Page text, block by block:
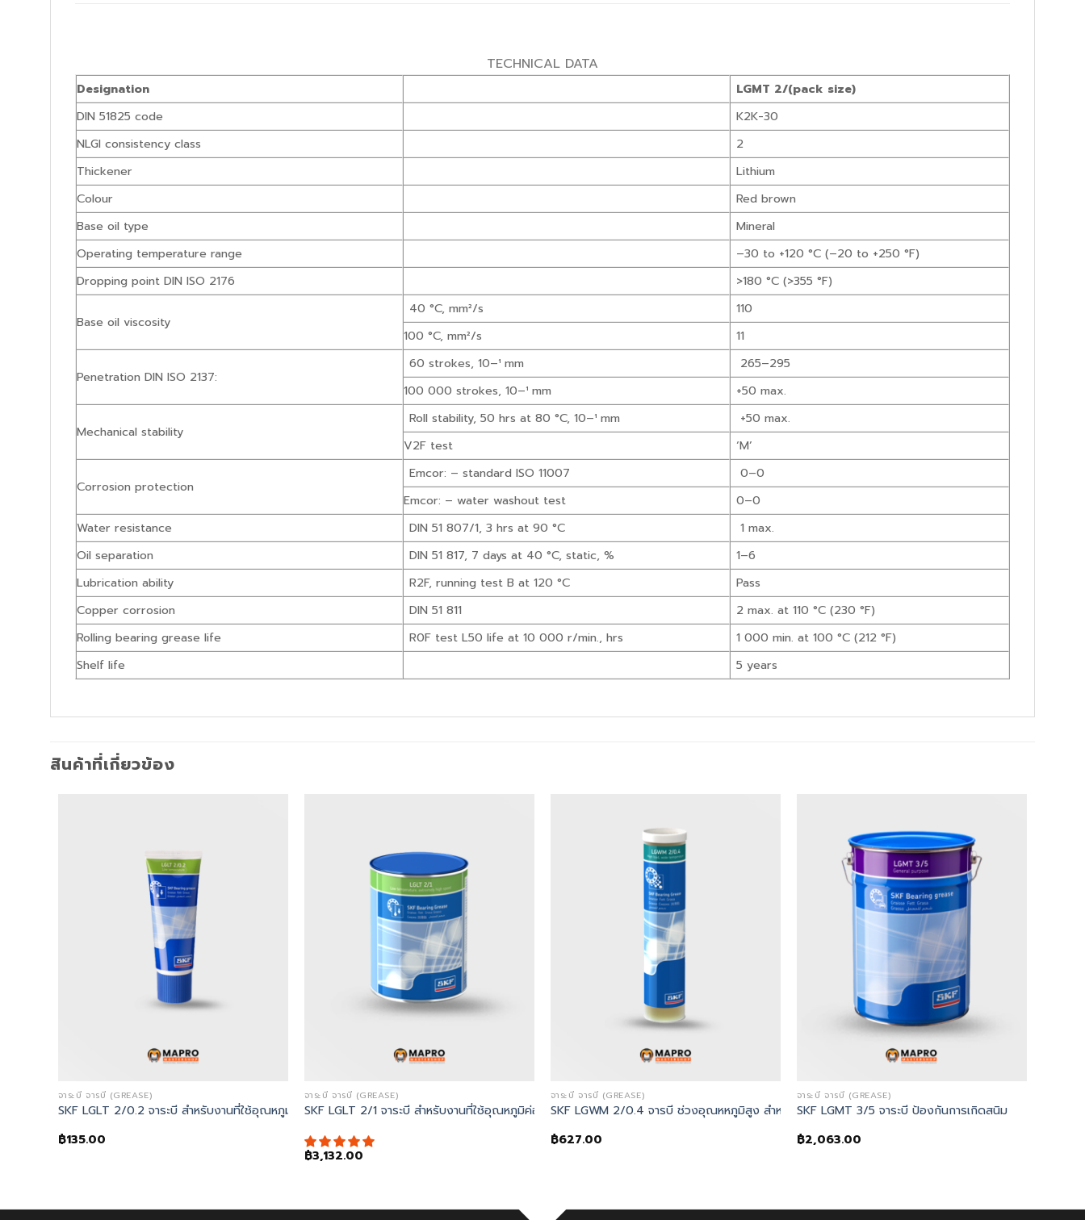
TECHNICAL DATA
Designation
LGMT 2/(pack size)
DIN 51825 code
K2K-30
NLGI consistency class
2
Thickener
Lithium
Colour
Red brown
Base oil type
Mineral
Operating temperature range
–30 to +120 °C (–20 to +250 °F)
Dropping point DIN ISO 2176
>180 °C (>355 °F)
Base oil viscosity
40 °C, mm²/s
110
100 °C, mm²/s
11
Penetration DIN ISO 2137:
60 strokes, 10–¹ mm
265–295
100 000 strokes, 10–¹ mm
+50 max.
Mechanical stability
Roll stability, 50 hrs at 80 °C, 10–¹ mm
+50 max.
V2F test
‘M’
Corrosion protection
Emcor: – standard ISO 11007
0–0
Emcor: – water washout test
0–0
Water resistance
DIN 51 807/1, 3 hrs at 90 °C
1 max.
Oil separation
DIN 51 817, 7 days at 40 °C, static, %
1–6
Lubrication ability
R2F, running test B at 120 °C
Pass
Copper corrosion
DIN 51 811
2 max. at 110 °C (230 °F)
Rolling bearing grease life
R0F test L50 life at 10 000 r/min., hrs
1 000 min. at 100 °C (212 °F)
Shelf life
5 years
สินค้าที่เกี่ยวข้อง
จาระบี จารบี (GREASE)
SKF LGLT 2/0.2 จาระบี สำหรับงานที่ใช้อุณหภูมค่อนข้างต่ำ ความเร็วสูง
฿135.00
จาระบี จารบี (GREASE)
SKF LGLT 2/1 จาระบี สำหรับงานที่ใช้อุณหภูมิค่อนข้างต่ำ
฿3,132.00
จาระบี จารบี (GREASE)
SKF LGWM 2/0.4 จารบี ช่วงอุณหหภูมิสูง สำหรับงานโหลดสูง
฿627.00
จาระบี จารบี (GREASE)
SKF LGMT 3/5 จาระบี ป้องกันการเกิดสนิม
฿2,063.00